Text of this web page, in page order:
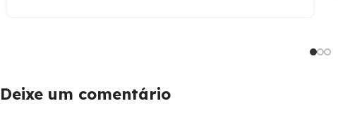
Deixe um comentário